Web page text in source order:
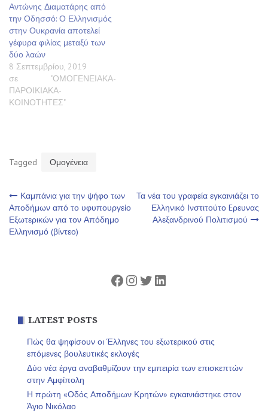
Αντώνης Διαματάρης από
την Οδησσό: Ο Ελληνισμός
στην Ουκρανία αποτελεί
γέφυρα φιλίας μεταξύ των
δύο λαών
8 Σεπτεμβρίου, 2019
σε "ΟΜΟΓΕΝΕΙΑΚΑ-
ΠΑΡΟΙΚΙΑΚΑ-
ΚΟΙΝΟΤΗΤΕΣ"
Tagged Ομογένεια
Πλοήγηση
άρθρων
Καμπάνια για την ψήφο των
Αποδήμων από το υφυπουργείο
Εξωτερικών για τον Απόδημο
Ελληνισμό (βίντεο)
Τα νέα του γραφεία εγκαινιάζει το
Ελληνικό Ινστιτούτο Eρευνας
Αλεξανδρινού Πολιτισμού
Facebook
Instagram
Twitter
Linkedin
LATEST POSTS
Πώς θα ψηφίσουν οι Έλληνες του εξωτερικού στις
επόμενες βουλευτικές εκλογές
Δύο νέα έργα αναβαθμίζουν την εμπειρία των επισκεπτών
στην Αμφίπολη
Η πρώτη «Οδός Αποδήμων Κρητών» εγκαινιάστηκε στον
Άγιο Νικόλαο